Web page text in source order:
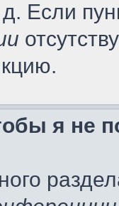
д. Если
я не